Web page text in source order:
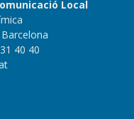
Local
40 40